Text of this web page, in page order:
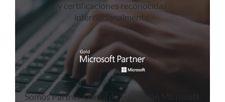
y certificaciones reconocidas
internacionalmente.
Somos Partner Oficial de Educación Microsoft.